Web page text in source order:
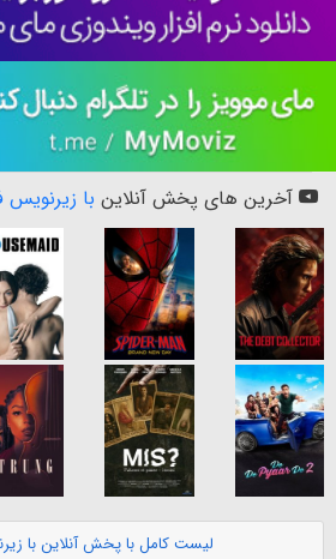
آخرین های پخش آنلاین با
لیست کامل با پخش آنلاین با